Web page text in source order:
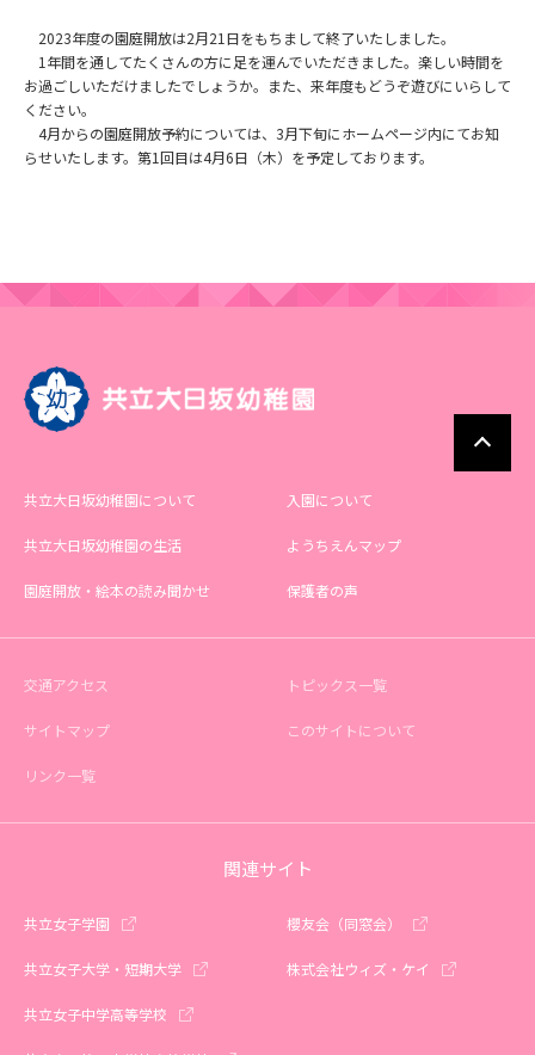
2023年度の園庭開放は2月21日をもちまして終了いたしました。
1年間を通してたくさんの方に足を運んでいただきました。楽しい時間を
お過ごしいただけましたでしょうか。また、来年度もどうぞ遊びにいらして
ください。
4月からの園庭開放予約については、3月下旬にホームページ内にてお知
らせいたします。第1回目は4月6日（木）を予定しております。
共立大日坂幼稚園について
共立大日坂幼稚園の生活
園庭開放・絵本の読み聞かせ
入園について
ようちえんマップ
保護者の声
交通アクセス トピックス一覧
サイトマップ このサイトについて
リンク一覧
関連サイト
共立女子学園
共立女子大学・短期大学
共立女子中学高等学校
櫻友会（同窓会）
株式会社ウィズ・ケイ